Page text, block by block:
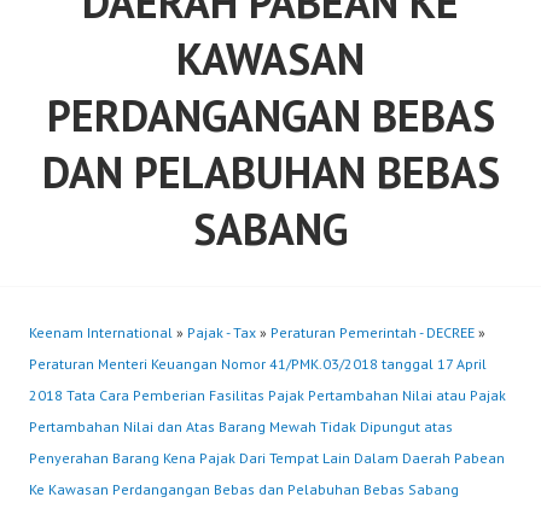
KAWASAN
PERDANGANGAN BEBAS
DAN PELABUHAN BEBAS
SABANG
Keenam International » Pajak - Tax » Peraturan Pemerintah - DECREE »
Peraturan Menteri Keuangan Nomor 41/PMK.03/2018 tanggal 17 April
2018 Tata Cara Pemberian Fasilitas Pajak Pertambahan Nilai atau Pajak
Pertambahan Nilai dan Atas Barang Mewah Tidak Dipungut atas
Penyerahan Barang Kena Pajak Dari Tempat Lain Dalam Daerah Pabean
Ke Kawasan Perdangangan Bebas dan Pelabuhan Bebas Sabang